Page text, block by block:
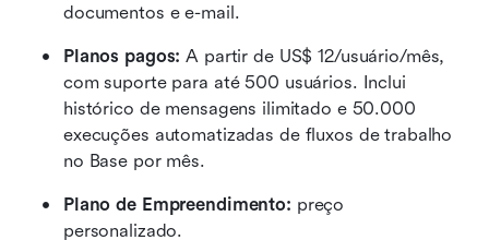
documentos e e-mail.
Planos pagos: A partir de US$ 12/usuário/mês,
com suporte para até 500 usuários. Inclui
histórico de mensagens ilimitado e 50.000
execuções automatizadas de fluxos de trabalho
no Base por mês.
Plano de Empreendimento: preço
personalizado.